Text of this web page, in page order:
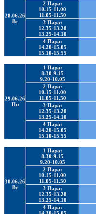
28.06.26
Вс
2 Пара:
10.15-11.00
11.05-11.50
3 Пара:
12.35-13.20
13.25-14.10
4 Пара:
14.20-15.05
15.10-15.55
29.06.26
Пн
1 Пара:
8.30-9.15
9.20-10.05
2 Пара:
10.15-11.00
11.05-11.50
3 Пара:
12.35-13.20
13.25-14.10
4 Пара:
14.20-15.05
15.10-15.55
30.06.26
Вт
1 Пара:
8.30-9.15
9.20-10.05
2 Пара:
10.15-11.00
11.05-11.50
3 Пара:
12.35-13.20
13.25-14.10
4 Пара: